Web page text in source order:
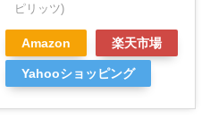
ピリッツ)
Amazon 楽天市場
Yahooショッピング